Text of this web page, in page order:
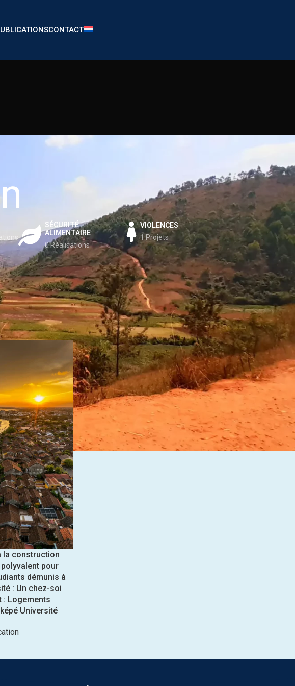
CONTACT
SÉCURITÉ
ALIMENTAIRE
0 Réalisations
VIOLENCES
1 Projets
3 résultats affichés
la construction
polyvalent pour
démunis à
: Un chez-soi
: Logements
Université